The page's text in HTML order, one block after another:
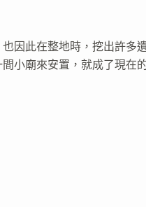
因此在整地時，挖出許多
小廟來安置，就成了現在